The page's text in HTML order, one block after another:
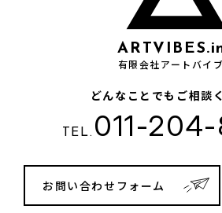
有限会社アートバイ
どんなことでもご相談
TEL. 011-
お問い合わせフォーム